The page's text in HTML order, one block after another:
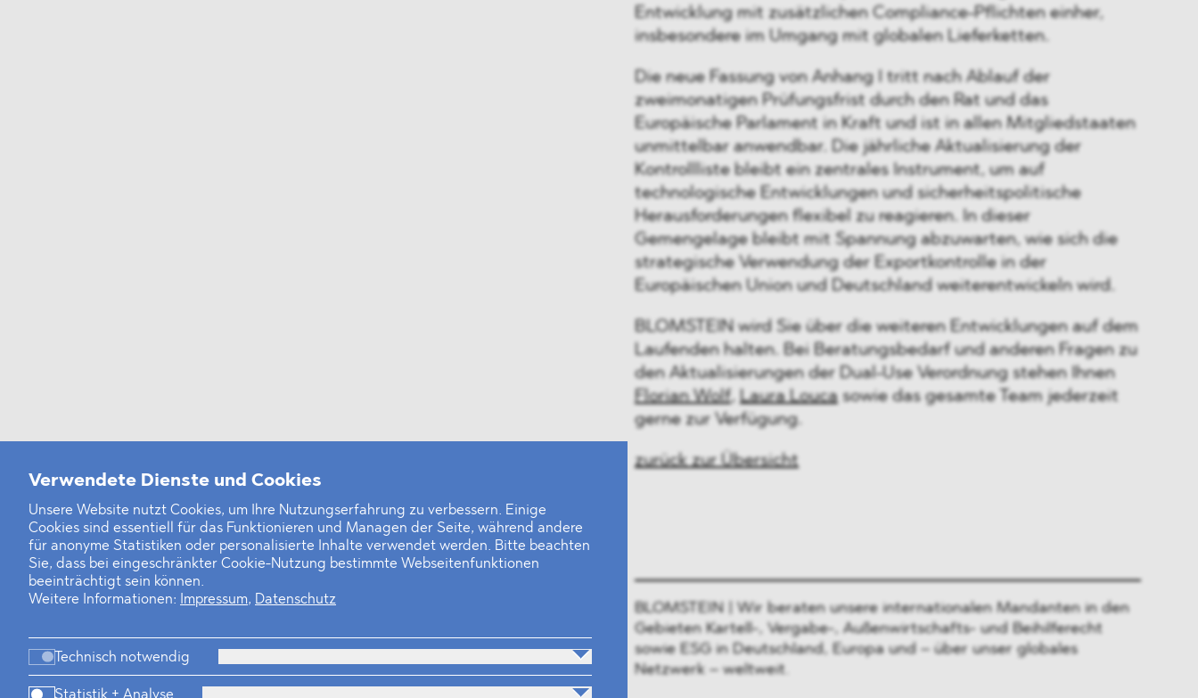
Verwendete Dienste und Cookies
Unsere Website nutzt Cookies, um Ihre Nutzungserfahrung zu verbessern. Einige
Cookies sind essentiell für das Funktionieren und Managen der Seite, während andere
für anonyme Statistiken oder personalisierte Inhalte verwendet werden. Bitte beachten
Sie, dass bei eingeschränkter Cookie-Nutzung bestimmte Webseitenfunktionen
beeinträchtigt sein können.
Weitere Informationen:
Impressum, Datenschutz
Technisch notwendig
Entwicklung mit zusätzlichen Compliance-Pflichten einher,
insbesondere im Umgang mit globalen Lieferketten.
Die neue Fassung von Anhang I tritt nach Ablauf der
zweimonatigen Prüfungsfrist durch den Rat und das
Europäische Parlament in Kraft und ist in allen Mitgliedstaaten
unmittelbar anwendbar. Die jährliche Aktualisierung der
Kontrollliste bleibt ein zentrales Instrument, um auf
technologische Entwicklungen und sicherheitspolitische
Herausforderungen flexibel zu reagieren. In dieser
Gemengelage bleibt mit Spannung abzuwarten, wie sich die
strategische Verwendung der Exportkontrolle in der
Europäischen Union und Deutschland weiterentwickeln wird.
BLOMSTEIN wird Sie über die weiteren Entwicklungen auf dem
Laufenden halten. Bei Beratungsbedarf und anderen Fragen zu
den Aktualisierungen der Dual-Use Verordnung stehen Ihnen
Florian Wolf, Laura Loucasowie das gesamte Team jederzeit
gerne zur Verfügung.
zurück zur Übersicht
BLOMSTEIN | Wir beraten unsere internationalen Mandanten in den
Gebieten Kartell-, Vergabe-, Außenwirtschafts- und Beihilferecht
sowie ESG in Deutschland, Europa und – über unser globales
Netzwerk – weltweit.